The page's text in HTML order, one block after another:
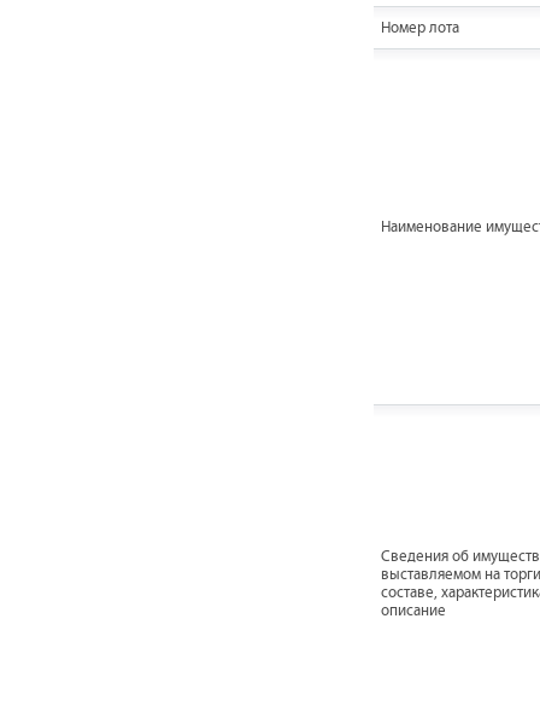
Номер лота
Наименование
Cведения об
выставляемом на
составе,
описание